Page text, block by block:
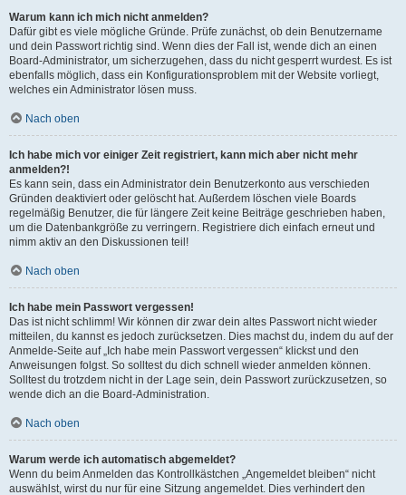
Warum kann ich mich nicht anmelden?
Dafür gibt es viele mögliche Gründe. Prüfe zunächst, ob dein Benutzername
und dein Passwort richtig sind. Wenn dies der Fall ist, wende dich an einen
Board-Administrator, um sicherzugehen, dass du nicht gesperrt wurdest. Es ist
ebenfalls möglich, dass ein Konfigurationsproblem mit der Website vorliegt,
welches ein Administrator lösen muss.
Nach oben
Ich habe mich vor einiger Zeit registriert, kann mich aber nicht mehr
anmelden?!
Es kann sein, dass ein Administrator dein Benutzerkonto aus verschieden
Gründen deaktiviert oder gelöscht hat. Außerdem löschen viele Boards
regelmäßig Benutzer, die für längere Zeit keine Beiträge geschrieben haben,
um die Datenbankgröße zu verringern. Registriere dich einfach erneut und
nimm aktiv an den Diskussionen teil!
Nach oben
Ich habe mein Passwort vergessen!
Das ist nicht schlimm! Wir können dir zwar dein altes Passwort nicht wieder
mitteilen, du kannst es jedoch zurücksetzen. Dies machst du, indem du auf der
Anmelde-Seite auf „Ich habe mein Passwort vergessen“ klickst und den
Anweisungen folgst. So solltest du dich schnell wieder anmelden können.
Solltest du trotzdem nicht in der Lage sein, dein Passwort zurückzusetzen, so
wende dich an die Board-Administration.
Nach oben
Warum werde ich automatisch abgemeldet?
Wenn du beim Anmelden das Kontrollkästchen „Angemeldet bleiben“ nicht
auswählst, wirst du nur für eine Sitzung angemeldet. Dies verhindert den